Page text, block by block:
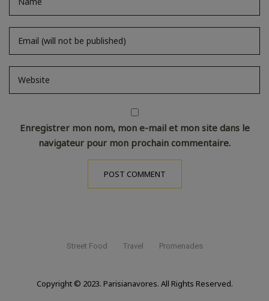
Enregistrer mon nom, mon e-mail et mon site dans le
navigateur pour mon prochain commentaire.
Street Food Travel Promenades
Copyright © 2023. Parisianavores. All Rights Reserved.